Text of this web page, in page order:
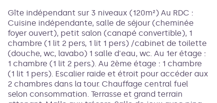
Gîte indépendant sur 3 niveaux (120m²) Au RDC :
Cuisine indépendante, salle de séjour (cheminée
foyer ouvert), petit salon (canapé convertible), 1
chambre (1 lit 2 pers, 1 lit 1 pers) /cabinet de toilette
(douche, wc, lavabo) 1 salle d'eau, wc. Au 1er étage :
1 chambre (1 lit 2 pers.). Au 2ème étage : 1 chambre
(1 lit 1 pers). Escalier raide et étroit pour accéder aux
2 chambres dans la tour. Chauffage central fuel
selon consommation. Terrasse et grand terrain